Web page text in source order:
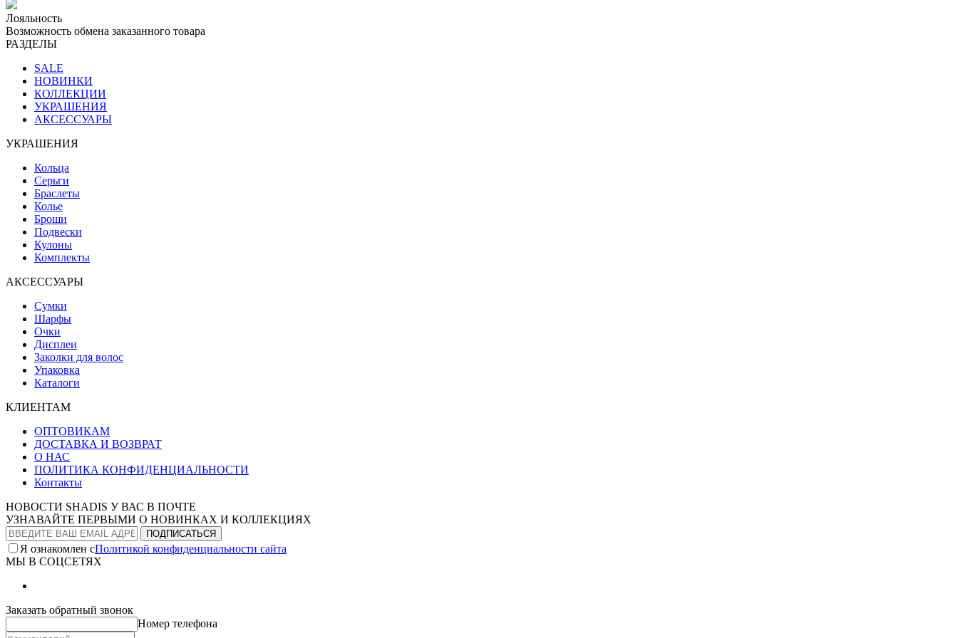
Лояльность
Возможность обмена заказанного товара
РАЗДЕЛЫ
SALE
НОВИНКИ
КОЛЛЕКЦИИ
УКРАШЕНИЯ
АКСЕССУАРЫ
УКРАШЕНИЯ
Кольца
Серьги
Браслеты
Колье
Броши
Подвески
Кулоны
Комплекты
АКСЕССУАРЫ
Сумки
Шарфы
Очки
Дисплеи
Заколки для волос
Упаковка
Каталоги
КЛИЕНТАМ
ОПТОВИКАМ
ДОСТАВКА И ВОЗВРАТ
О НАС
ПОЛИТИКА КОНФИДЕНЦИАЛЬНОСТИ
Контакты
НОВОСТИ SHADIS У ВАС В ПОЧТЕ
УЗНАВАЙТЕ ПЕРВЫМИ О НОВИНКАХ И КОЛЛЕКЦИЯХ
Я ознакомлен сПолитикой конфиденциальности сайта
МЫ В СОЦСЕТЯХ
Заказать обратный звонок
Номер телефона